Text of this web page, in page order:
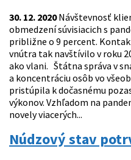
30. 12. 2020Návštevnosť
obmedzení súvisiacich s
približne o 9 percent.
vnútra tak navštívilo v roku
ako vlani. Štátna správa v
a koncentráciu osôb vo
pristúpila k dočasnému
výkonov. Vzhľadom na
novely viacerých...
Núdzový stav